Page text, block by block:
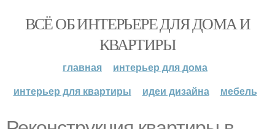
ВСЁ ОБ ИНТЕРЬЕРЕ ДЛЯ ДОМА И
КВАРТИРЫ
главная
интерьер для дома
интерьер для квартиры
идеи дизайна мебель